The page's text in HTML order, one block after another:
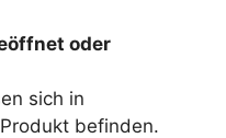
oder
sich in
befinden.